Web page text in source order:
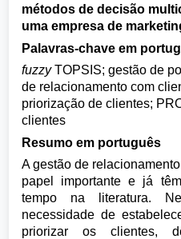
métodos de decisão
uma empresa de
Palavras-chave em
fuzzyTOPSIS; gestão de
de relacionamento com
priorização de clientes;
clientes
Resumo em português
A gestão de
papel importante e já
tempo na literatura.
necessidade de
priorizar os clientes,